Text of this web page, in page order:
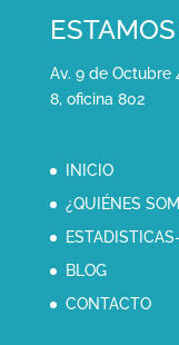
Av. 9 de Octubre
8, oficina 802
INICIO
¿QUIÉNES
BLOG
CONTACTO